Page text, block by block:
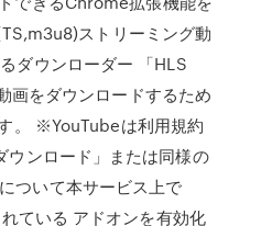
ストリーミング動
ダウンローダー 「HLS
をダウンロードするため
。 ※YouTubeは利用規約
ウンロード」または同様の
ついて本サービス上で
ている アドオンを有効化